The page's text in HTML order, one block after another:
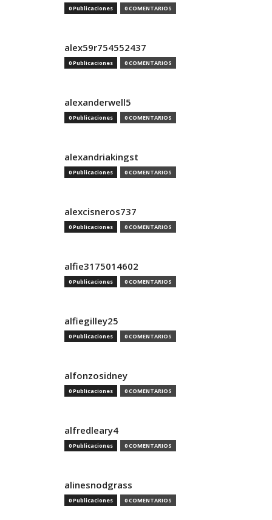
0 Publicaciones 0 COMENTARIOS
alex59r754552437
0 Publicaciones 0 COMENTARIOS
alexanderwell5
0 Publicaciones 0 COMENTARIOS
alexandriakingst
0 Publicaciones 0 COMENTARIOS
alexcisneros737
0 Publicaciones 0 COMENTARIOS
alfie3175014602
0 Publicaciones 0 COMENTARIOS
alfiegilley25
0 Publicaciones 0 COMENTARIOS
alfonzosidney
0 Publicaciones 0 COMENTARIOS
alfredleary4
0 Publicaciones 0 COMENTARIOS
alinesnodgrass
0 Publicaciones 0 COMENTARIOS